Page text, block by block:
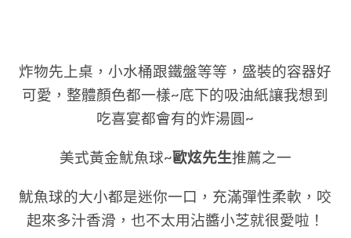
炸物先上桌，小水桶跟鐵盤等等， 盛裝的容器好
可愛， 整體顏色都一樣~底下的吸油紙讓我想到
吃喜宴都會有的炸湯圓~
美式黃金魷魚球~歐炫先生推薦之一
魷魚球的大小都是迷你一口，充滿彈性柔軟，咬
起來多汁香滑，也不太用沾醬小芝就很愛啦！